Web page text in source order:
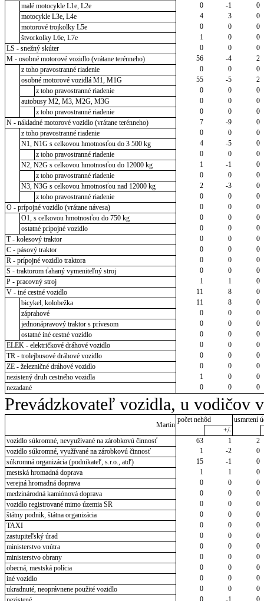
malé motocykle L1e, L2e
0 -1
0
motocykle L3e, L4e
4 3
0
motorové trojkolky L5e
0 0
0
štvorkolky L6e, L7e
1 0
0
LS - snežný skúter
0 0
0
M - osobné motorové vozidlo (vrátane terénneho)
56 -4
2
z toho pravostranné riadenie
0 0
0
osobné motorové vozidlá M1, M1G
55 -5
2
z toho pravostranné riadenie
0 0
0
autobusy M2, M3, M2G, M3G
0 0
0
z toho pravostranné riadenie
0 0
0
N - nákladné motorové vozidlo (vrátane terénneho)
7 -9
0
z toho pravostranné riadenie
0 0
0
N1, N1G s celkovou hmotnosťou do 3 500 kg
4 -5
0
z toho pravostranné riadenie
0 0
0
N2, N2G s celkovou hmotnosťou do 12000 kg
1 -1
0
z toho pravostranné riadenie
0 0
0
N3, N3G s celkovou hmotnosťou nad 12000 kg
2 -3
0
z toho pravostranné riadenie
0 0
0
O - prípojné vozidlo (vrátane návesa)
0 0
0
O1, s celkovou hmotnosťou do 750 kg
0 0
0
ostatné prípojné vozidlo
0 0
0
T - kolesový traktor
0 0
0
C - pásový traktor
0 0
0
R - prípojné vozidlo traktora
0 0
0
S - traktorom ťahaný vymeniteľný stroj
0 0
0
P - pracovný stroj
1 1
0
V - iné cestné vozidlo
11 8
0
bicykel, kolobežka
11 8
0
záprahové
0 0
0
jednonápravový traktor s prívesom
0 0
0
ostatné iné cestné vozidlo
0 0
0
ELEK - električkové dráhové vozidlo
0 0
0
TR - trolejbusové dráhové vozidlo
0 0
0
ZE - železničné dráhové vozidlo
0 0
0
nezistený druh cestného vozidla
1 0
0
nezadané
0 0 0
Prevádzkovateľ vozidla, u vodičov
Martin
počet nehôd
usmrtení
+/-
vozidlo súkromné, nevyužívané na zárobkovú činnosť
63 1
2
vozidlo súkromné, využívané na zárobkovú činnosť
1 -2
0
súkromná organizácia (podnikateľ, s.r.o., atď)
15 -1
0
mestská hromadná doprava
1 1
0
verejná hromadná doprava
0 0
0
medzinárodná kamiónová doprava
0 0
0
vozidlo registrované mimo územia SR
0 0
0
štátny podnik, štátna organizácia
0 0
0
TAXI
0 0
0
zastupiteľský úrad
0 0
0
ministerstvo vnútra
0 0
0
ministerstvo obrany
0 0
0
obecná, mestská polícia
0 0
0
iné vozidlo
0 0
0
ukradnuté, neoprávnene použité vozidlo
0 0
0
0 -1 0